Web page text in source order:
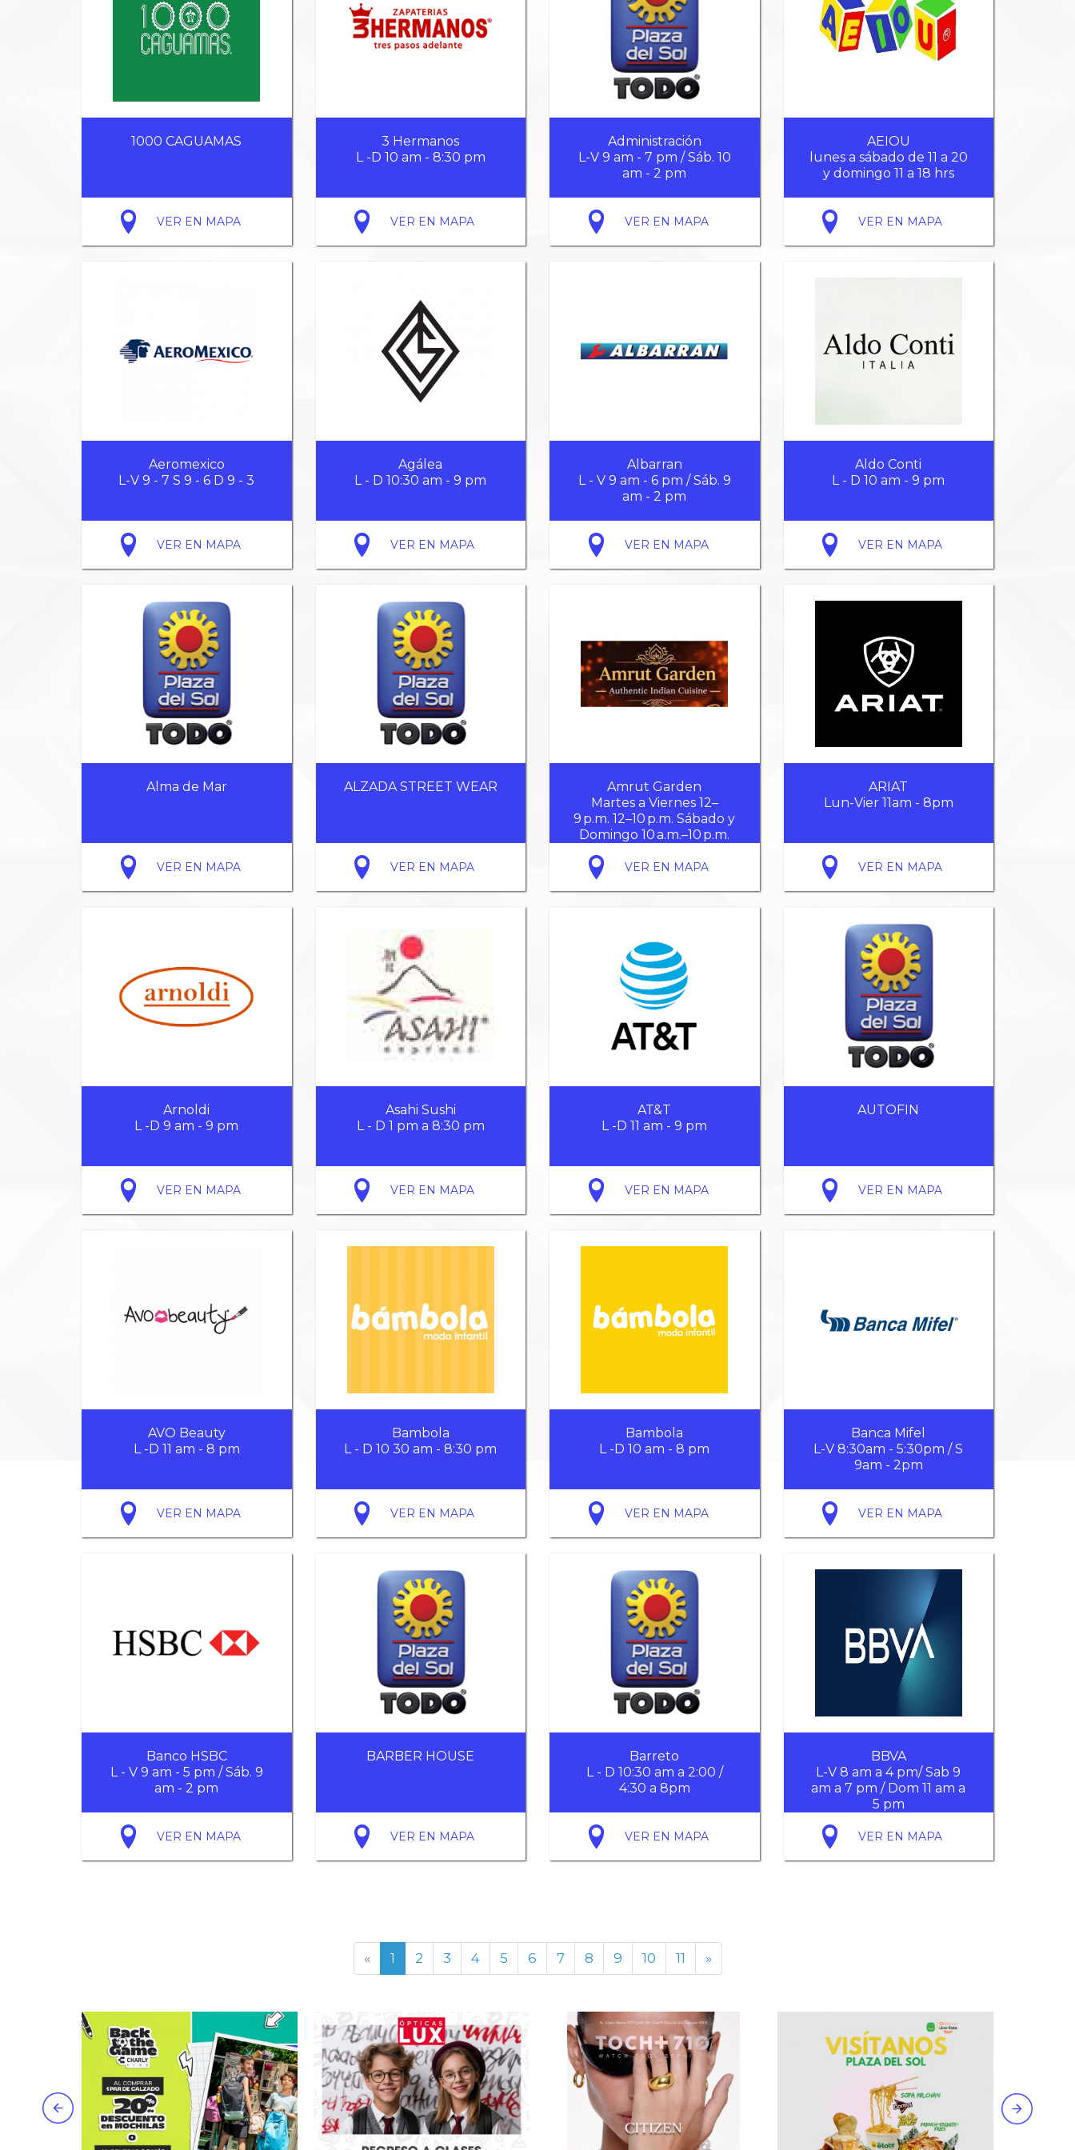
1000 CAGUAMAS
VER EN MAPA
3 Hermanos
L -D 10 am - 8:30 pm
VER EN MAPA
Administración
L-V 9 am - 7 pm / Sáb. 10
am - 2 pm
VER EN MAPA
AEIOU
lunes a sábado de 11 a 20
y domingo 11 a 18 hrs
VER EN MAPA
Aeromexico
L-V 9 - 7 S 9 - 6 D 9 - 3
VER EN MAPA
Agálea
L - D 10:30 am - 9 pm
VER EN MAPA
Albarran
L - V 9 am - 6 pm / Sáb. 9
am - 2 pm
VER EN MAPA
Aldo Conti
L - D 10 am - 9 pm
VER EN MAPA
Alma de Mar
VER EN MAPA
ALZADA STREET WEAR
VER EN MAPA
Amrut Garden
Martes a Viernes 12–
9 p.m. 12–10 p.m. Sábado y
Domingo 10 a.m.–10 p.m.
VER EN MAPA
ARIAT
Lun-Vier 11am - 8pm
VER EN MAPA
Arnoldi
L -D 9 am - 9 pm
VER EN MAPA
Asahi Sushi
L - D 1 pm a 8:30 pm
VER EN MAPA
AT&T
L -D 11 am - 9 pm
VER EN MAPA
AUTOFIN
VER EN MAPA
AVO Beauty
L -D 11 am - 8 pm
VER EN MAPA
Bambola
L - D 10 30 am - 8:30 pm
VER EN MAPA
Bambola
L -D 10 am - 8 pm
VER EN MAPA
Banca Mifel
L-V 8:30am - 5:30pm / S
9am - 2pm
VER EN MAPA
Banco HSBC
L - V 9 am - 5 pm / Sáb. 9
am - 2 pm
VER EN MAPA
BARBER HOUSE
VER EN MAPA
Barreto
L - D 10:30 am a 2:00 /
4:30 a 8pm
VER EN MAPA
BBVA
L-V 8 am a 4 pm/ Sab 9
am a 7 pm / Dom 11 am a
5 pm
VER EN MAPA
« 1 2 3 4 5 6 7 8 9 10 11 »